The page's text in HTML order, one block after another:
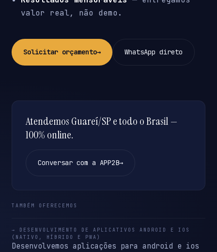
valor real, não demo.
Solicitar orçamento→ WhatsApp direto
Atendemos Guareí/SP e todo o Brasil —
100% online.
Conversar com a APP2B→
TAMBÉM OFERECEMOS
→ DESENVOLVIMENTO DE APLICATIVOS ANDROID E IOS
(NATIVO, HÍBRIDO E PWA)
Desenvolvemos aplicações para android e ios